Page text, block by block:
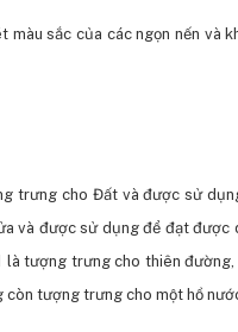
màu sắc của các ngọn nến và
trưng cho Đất và được sử
và được sử dụng để đạt được
là tượng trưng cho thiên
còn tượng trưng cho một hồ